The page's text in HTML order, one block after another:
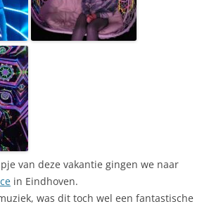
van deze vakantie gingen we naar
in Eindhoven.
was dit toch wel een fantastische